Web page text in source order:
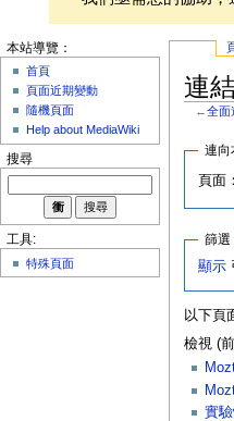
連
←全面
連向
頁面：
篩選
顯示
以下頁
檢視 (
實
本站導覽：
首頁
頁面近期變動
隨機頁面
Help about MediaWiki
搜尋
工具:
特殊頁面